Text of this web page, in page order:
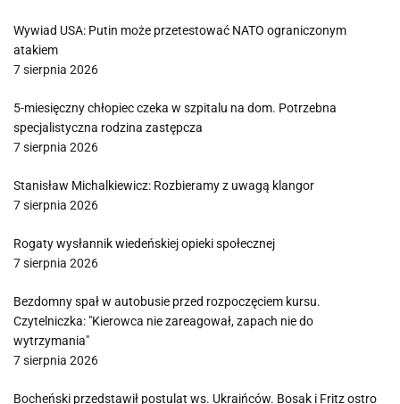
Wywiad USA: Putin może przetestować NATO ograniczonym
atakiem
7 sierpnia 2026
5-miesięczny chłopiec czeka w szpitalu na dom. Potrzebna
specjalistyczna rodzina zastępcza
7 sierpnia 2026
Stanisław Michalkiewicz: Rozbieramy z uwagą klangor
7 sierpnia 2026
Rogaty wysłannik wiedeńskiej opieki społecznej
7 sierpnia 2026
Bezdomny spał w autobusie przed rozpoczęciem kursu.
Czytelniczka: "Kierowca nie zareagował, zapach nie do
wytrzymania"
7 sierpnia 2026
Bocheński przedstawił postulat ws. Ukraińców. Bosak i Fritz ostro